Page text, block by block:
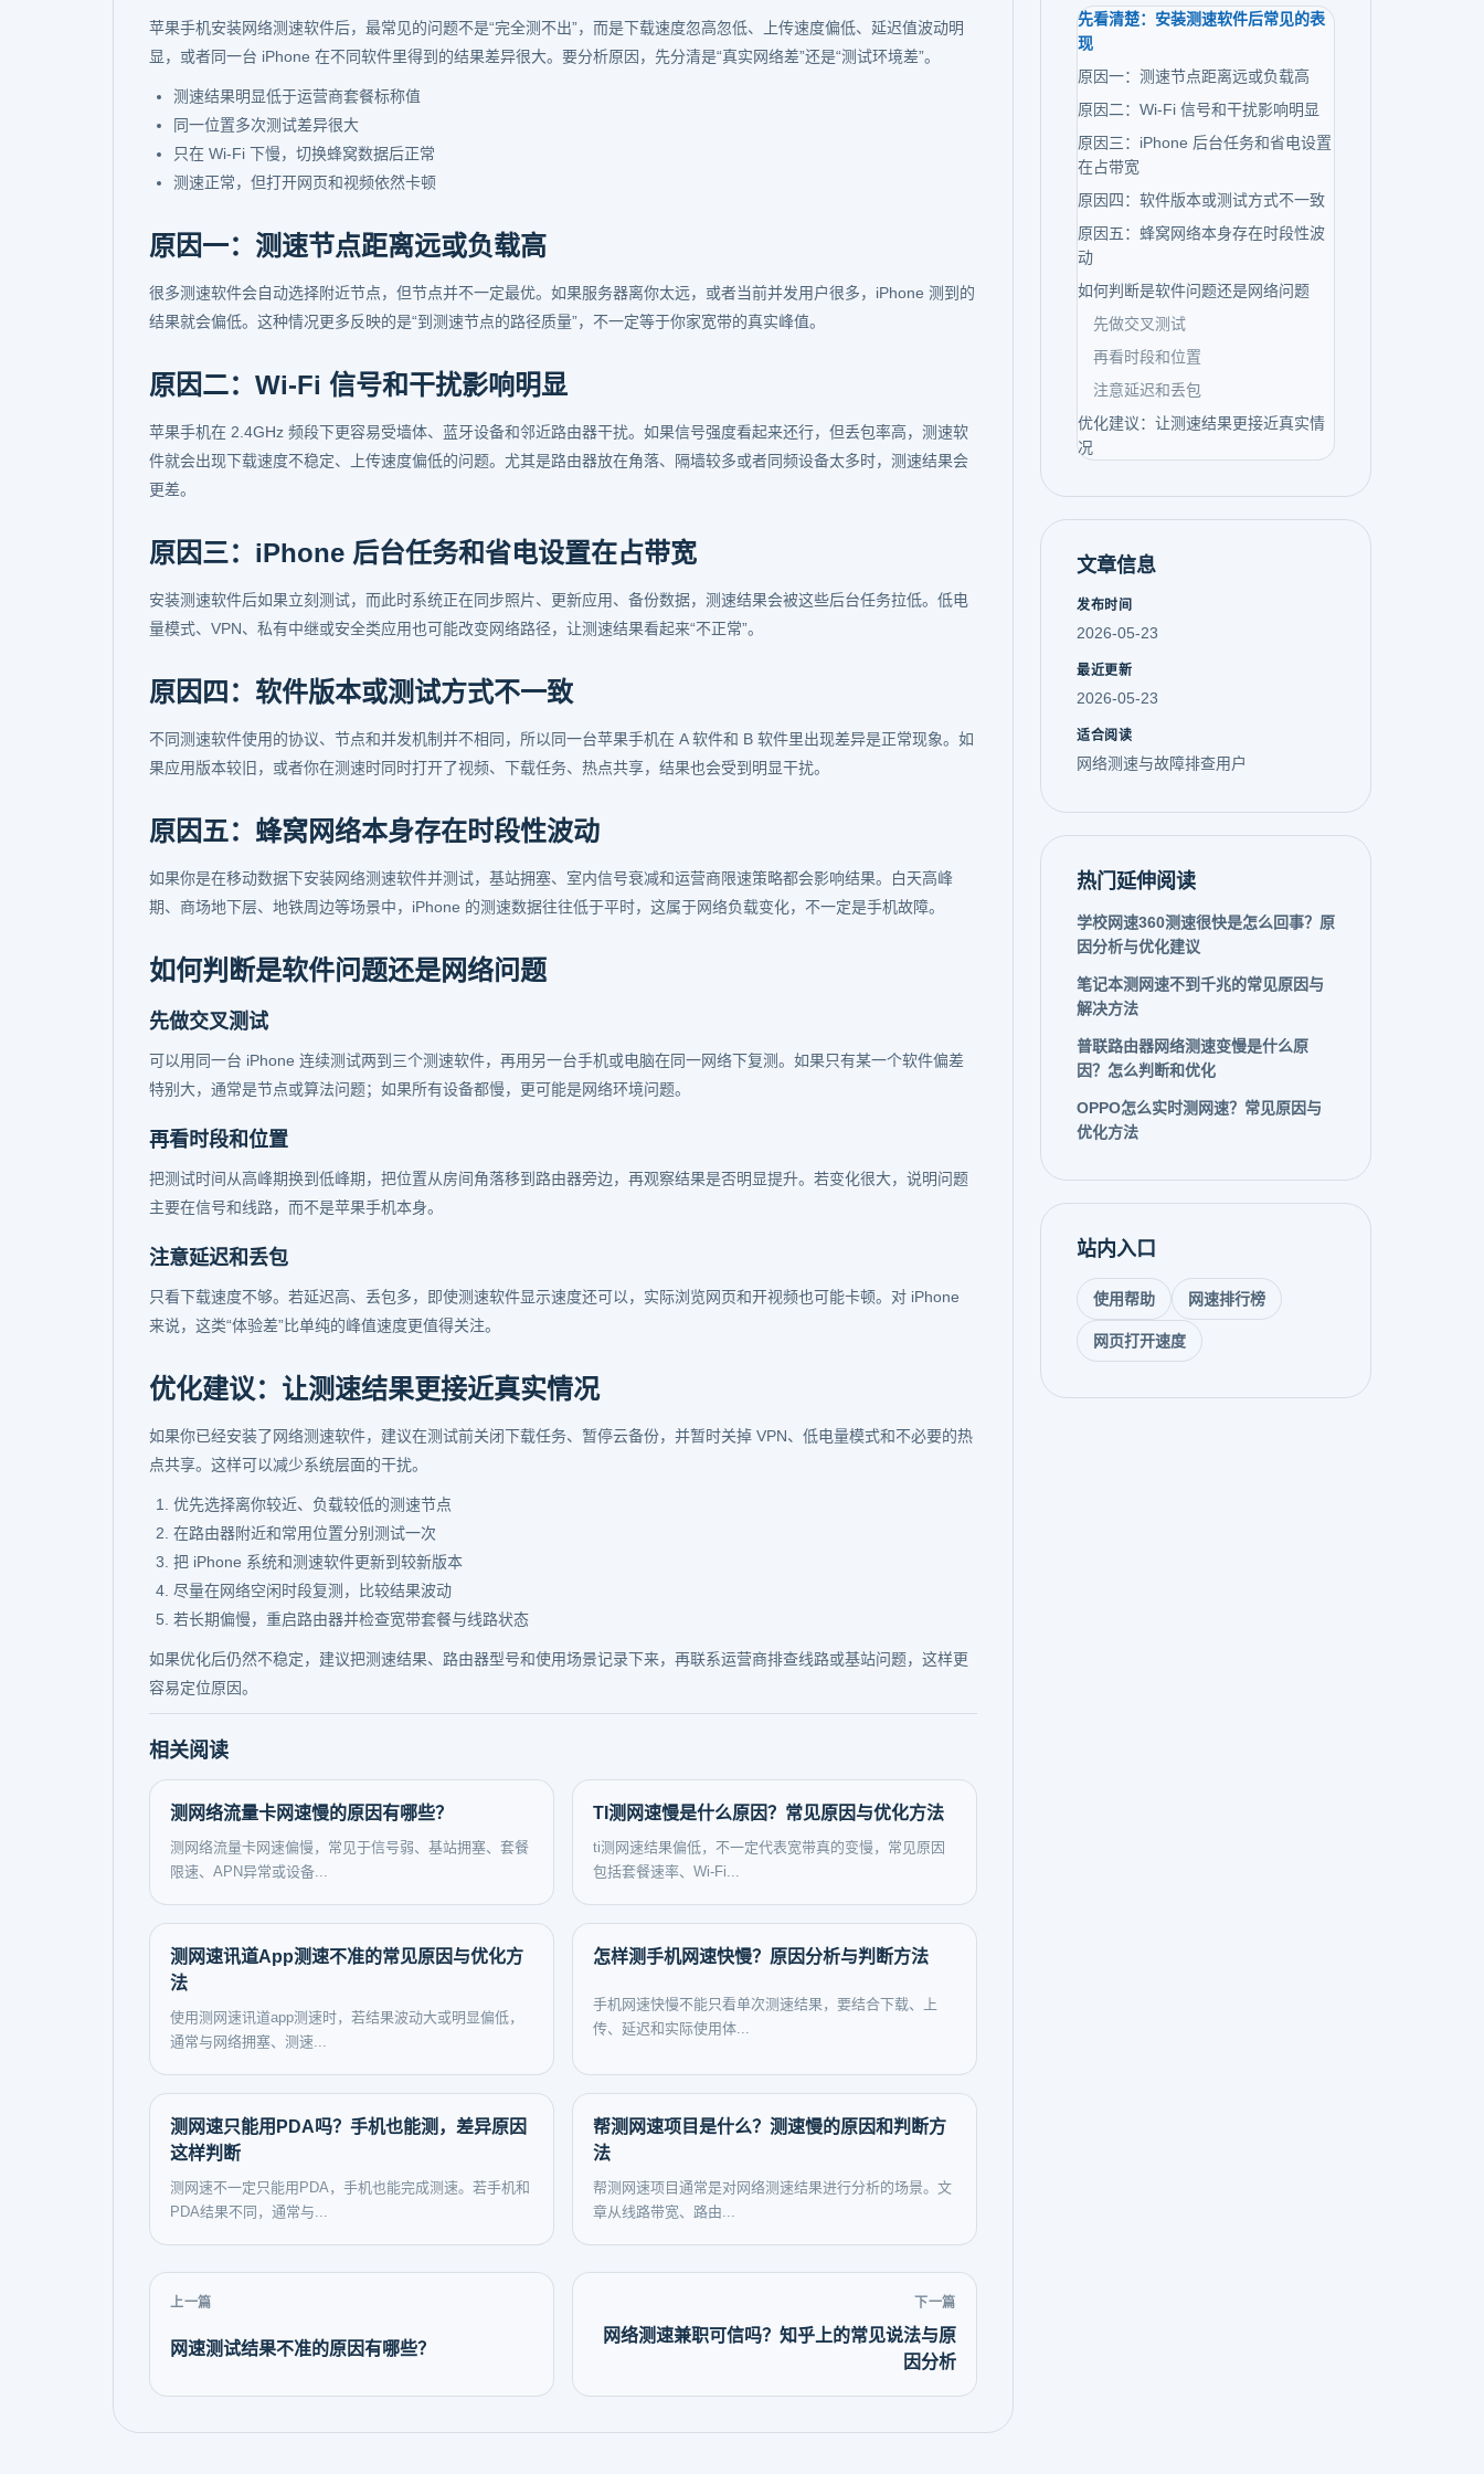
苹果手机安装网络测速软件后，最常见的问题不是“完全测不出”，而是下载速度忽高忽低、上传速度偏低、延迟值波动明
显，或者同一台 iPhone 在不同软件里得到的结果差异很大。要分析原因，先分清是“真实网络差”还是“测试环境差”。
测速结果明显低于运营商套餐标称值
同一位置多次测试差异很大
只在 Wi-Fi 下慢，切换蜂窝数据后正常
测速正常，但打开网页和视频依然卡顿
原因一：测速节点距离远或负载高
很多测速软件会自动选择附近节点，但节点并不一定最优。如果服务器离你太远，或者当前并发用户很多，iPhone 测到的
结果就会偏低。这种情况更多反映的是“到测速节点的路径质量”，不一定等于你家宽带的真实峰值。
原因二：Wi-Fi 信号和干扰影响明显
苹果手机在 2.4GHz 频段下更容易受墙体、蓝牙设备和邻近路由器干扰。如果信号强度看起来还行，但丢包率高，测速软
件就会出现下载速度不稳定、上传速度偏低的问题。尤其是路由器放在角落、隔墙较多或者同频设备太多时，测速结果会
更差。
原因三：iPhone 后台任务和省电设置在占带宽
安装测速软件后如果立刻测试，而此时系统正在同步照片、更新应用、备份数据，测速结果会被这些后台任务拉低。低电
量模式、VPN、私有中继或安全类应用也可能改变网络路径，让测速结果看起来“不正常”。
原因四：软件版本或测试方式不一致
不同测速软件使用的协议、节点和并发机制并不相同，所以同一台苹果手机在 A 软件和 B 软件里出现差异是正常现象。如
果应用版本较旧，或者你在测速时同时打开了视频、下载任务、热点共享，结果也会受到明显干扰。
原因五：蜂窝网络本身存在时段性波动
如果你是在移动数据下安装网络测速软件并测试，基站拥塞、室内信号衰减和运营商限速策略都会影响结果。白天高峰
期、商场地下层、地铁周边等场景中，iPhone 的测速数据往往低于平时，这属于网络负载变化，不一定是手机故障。
如何判断是软件问题还是网络问题
先做交叉测试
可以用同一台 iPhone 连续测试两到三个测速软件，再用另一台手机或电脑在同一网络下复测。如果只有某一个软件偏差
特别大，通常是节点或算法问题；如果所有设备都慢，更可能是网络环境问题。
再看时段和位置
把测试时间从高峰期换到低峰期，把位置从房间角落移到路由器旁边，再观察结果是否明显提升。若变化很大，说明问题
主要在信号和线路，而不是苹果手机本身。
注意延迟和丢包
只看下载速度不够。若延迟高、丢包多，即使测速软件显示速度还可以，实际浏览网页和开视频也可能卡顿。对 iPhone
来说，这类“体验差”比单纯的峰值速度更值得关注。
优化建议：让测速结果更接近真实情况
如果你已经安装了网络测速软件，建议在测试前关闭下载任务、暂停云备份，并暂时关掉 VPN、低电量模式和不必要的热
点共享。这样可以减少系统层面的干扰。
优先选择离你较近、负载较低的测速节点
在路由器附近和常用位置分别测试一次
把 iPhone 系统和测速软件更新到较新版本
尽量在网络空闲时段复测，比较结果波动
若长期偏慢，重启路由器并检查宽带套餐与线路状态
如果优化后仍然不稳定，建议把测速结果、路由器型号和使用场景记录下来，再联系运营商排查线路或基站问题，这样更
容易定位原因。
相关阅读
测网络流量卡网速慢的原因有哪些？
测网络流量卡网速偏慢，常见于信号弱、基站拥塞、套餐
限速、APN异常或设备...
TI测网速慢是什么原因？常见原因与优化方法
ti测网速结果偏低，不一定代表宽带真的变慢，常见原因
包括套餐速率、Wi-Fi...
测网速讯道App测速不准的常见原因与优化方
法
使用测网速讯道app测速时，若结果波动大或明显偏低，
通常与网络拥塞、测速...
怎样测手机网速快慢？原因分析与判断方法
手机网速快慢不能只看单次测速结果，要结合下载、上
传、延迟和实际使用体...
测网速只能用PDA吗？手机也能测，差异原因
这样判断
测网速不一定只能用PDA，手机也能完成测速。若手机和
PDA结果不同，通常与...
帮测网速项目是什么？测速慢的原因和判断方
法
帮测网速项目通常是对网络测速结果进行分析的场景。文
章从线路带宽、路由...
上一篇
网速测试结果不准的原因有哪些？
下一篇
网络测速兼职可信吗？知乎上的常见说法与原
因分析
先看清楚：安装测速软件后常见的表
现
原因一：测速节点距离远或负载高
原因二：Wi-Fi 信号和干扰影响明显
原因三：iPhone 后台任务和省电设置
在占带宽
原因四：软件版本或测试方式不一致
原因五：蜂窝网络本身存在时段性波
动
如何判断是软件问题还是网络问题
先做交叉测试
再看时段和位置
注意延迟和丢包
优化建议：让测速结果更接近真实情
况
文章信息
发布时间
2026-05-23
最近更新
2026-05-23
适合阅读
网络测速与故障排查用户
热门延伸阅读
学校网速360测速很快是怎么回事？原
因分析与优化建议
笔记本测网速不到千兆的常见原因与
解决方法
普联路由器网络测速变慢是什么原
因？怎么判断和优化
OPPO怎么实时测网速？常见原因与
优化方法
站内入口
使用帮助 网速排行榜
网页打开速度